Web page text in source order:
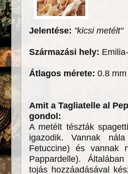
Jelentése: "kicsi metélt"
Származási hely:
Átlagos mérete: 0.8
Amit a Tagliatelle al
gondol:
A metélt tészták
igazodik. Vannak
Fetuccine) és vannak
Pappardelle).
tojás hozzáadásával